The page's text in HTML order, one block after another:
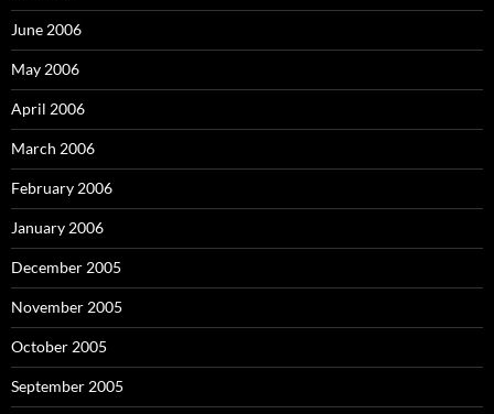
June 2006
May 2006
April 2006
March 2006
February 2006
January 2006
December 2005
November 2005
October 2005
September 2005